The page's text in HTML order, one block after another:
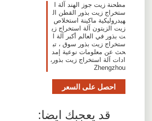
مطحنة زيت جوز الهند آلة ا
ستخراج زيت بذور القطن ال
هيدروليكية ماكينة استخلاص
زيت الزيتون آلة استخراج زي
ت بذور في العالم أكبر آلة ا
ستخراج زيت بذور سوق ، تب
حث عن معلومات نوعية إمد
ادات آلة استخراج زيت بذور،
Zhengzhou
احصل على السعر
قد يعجبك ايضا: